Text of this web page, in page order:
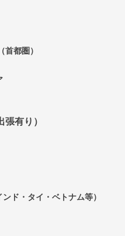
都圏）
有り）
ド・タイ・ベトナム等）